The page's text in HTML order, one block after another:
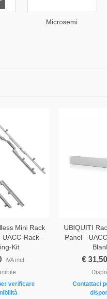
Microsemi
Mini Rack
UACC-Rack-
Kit
IVA incl.
verificare
UBIQUITI
Panel -
€ 31,50
Contattaci